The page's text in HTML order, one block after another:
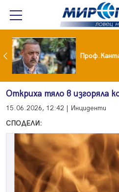
килограмова жена! Искаше бърза печалба...
Откриха тяло в изгоряла
15.06.2026, 12:42 | Инциденти
СПОДЕЛИ: